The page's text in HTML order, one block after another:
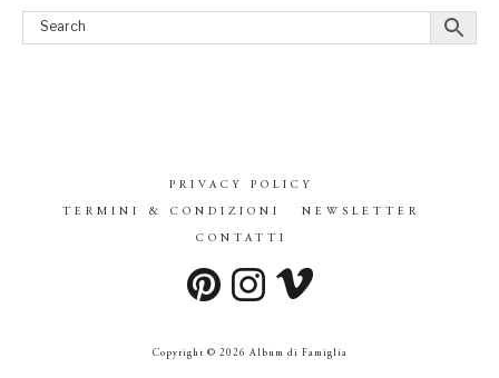
PRIVACY POLICY
TERMINI & CONDIZIONI NEWSLETTER
CONTATTI
Copyright © 2026 Album di Famiglia